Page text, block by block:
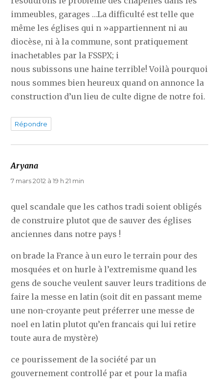
immeubles, garages …La difficulté est telle que
même les églises qui n »appartiennent ni au
diocèse, ni à la commune, sont pratiquement
inachetables par la FSSPX; i
nous subissons une haine terrible! Voilà pourquoi
nous sommes bien heureux quand on annonce la
construction d’un lieu de culte digne de notre foi.
Répondre
Aryana
7 mars 2012 à 19 h 21 min
quel scandale que les cathos tradi soient obligés
de construire plutot que de sauver des églises
anciennes dans notre pays !
on brade la France à un euro le terrain pour des
mosquées et on hurle à l’extremisme quand les
gens de souche veulent sauver leurs traditions de
faire la messe en latin (soit dit en passant meme
une non-croyante peut préferrer une messe de
noel en latin plutot qu’en francais qui lui retire
toute aura de mystère)
ce pourissement de la société par un
gouvernement controllé par et pour la mafia